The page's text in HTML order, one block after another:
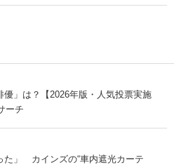
」は？【2026年版・人気投票実施
ーチ
た」 カインズの“車内遮光カーテ